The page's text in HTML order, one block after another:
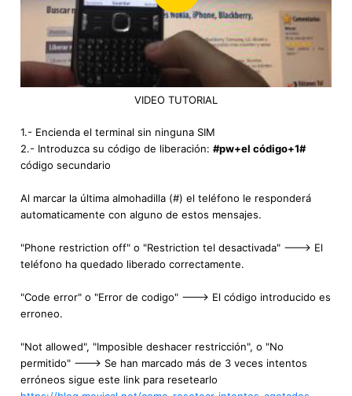
VIDEO TUTORIAL
1.- Encienda el terminal sin ninguna SIM
2.- Introduzca su código de liberación: #pw+el código+1#
código secundario
Al marcar la última almohadilla (#) el teléfono le responderá
automaticamente con alguno de estos mensajes.
"Phone restriction off" o "Restriction tel desactivada" ---> El
teléfono ha quedado liberado correctamente.
"Code error" o "Error de codigo" ---> El código introducido es
erroneo.
"Not allowed", "Imposible deshacer restricción", o "No
permitido" ---> Se han marcado más de 3 veces intentos
erróneos sigue este link para resetearlo